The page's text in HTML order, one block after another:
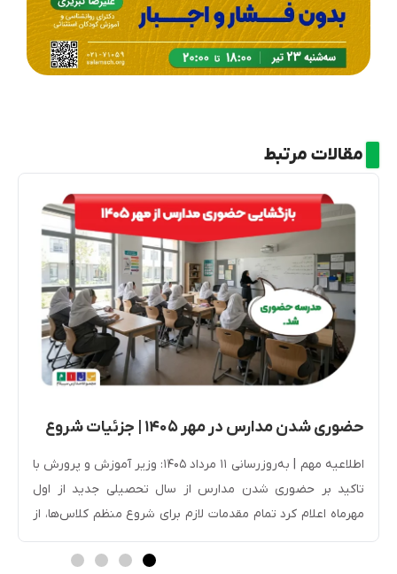
مقالات مرتبط
حضوری شدن مدارس در مهر ۱۴۰۵ | جزئیات شروع
سال تحصیلی جدید
اطلاعیه مهم | به‌روزرسانی ۱۱ مرداد ۱۴۰۵: وزیر آموزش و پرورش با
تاکید بر حضوری شدن مدارس از سال تحصیلی جدید از اول
مهرماه اعلام کرد تمام مقدمات لازم برای شروع منظم کلاس‌ها، از
جمله ساماندهی نیروی انسانی و بهره‌برداری از ۲۳۰۰ پروژه
آموزشی و ۱۲ هزار کلاس درس جدید، فراهم شده است. سیاست